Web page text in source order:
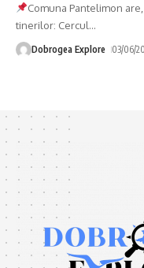
Comuna Pantelimon
tinerilor: Cercul…
Dobrogea Explore 03/06/